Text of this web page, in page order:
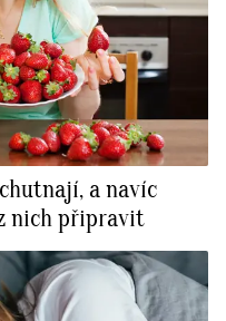
a navíc
nich připravit